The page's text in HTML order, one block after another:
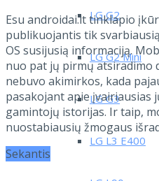
LG G2
LG G2 Mini
LG G3
LG L3 E400
Esu androidai.lt tinklapio
publikuojantis tik
OS susijusią informaciją.
nuo pat jų pirmų atsiradimo
nebuvo akimirkos, kada
pasakojant apie įvairiausias
gamintojų istorijas. Ir taip,
nuostabiausių žmogaus
Sekantis